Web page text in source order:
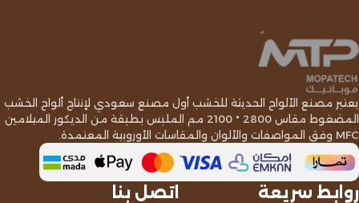
يعتبر مصنع الألواح الحديثة للخشب أول مصنع سعودي لإنتاج ألواح الخشب
المضغوط مقاس 2800 * 2100 مم الملبس بطبقة من الديكور الميلامين
MFC وفق المواصفات والألوان والمقاسات الأوروبية المعتمدة.
روابط سريعة اتصل بنا